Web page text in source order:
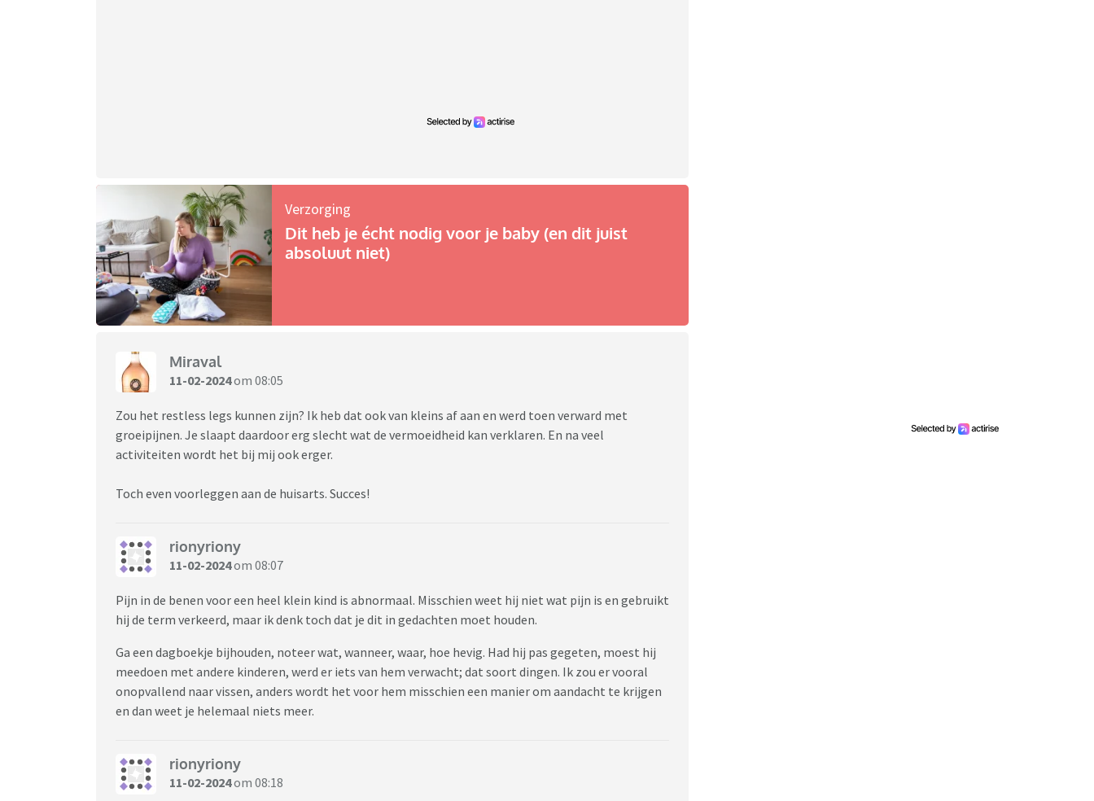
Verzorging
Dit heb je écht nodig voor je baby (en dit juist
absoluut niet)
Miraval
11-02-2024om 08:05
Zou het restless legs kunnen zijn? Ik heb dat ook van kleins af aan en werd toen verward met
groeipijnen. Je slaapt daardoor erg slecht wat de vermoeidheid kan verklaren. En na veel
activiteiten wordt het bij mij ook erger.
Toch even voorleggen aan de huisarts. Succes!
rionyriony
11-02-2024om 08:07
Pijn in de benen voor een heel klein kind is abnormaal. Misschien weet hij niet wat pijn is en gebruikt
hij de term verkeerd, maar ik denk toch dat je dit in gedachten moet houden.
Ga een dagboekje bijhouden, noteer wat, wanneer, waar, hoe hevig. Had hij pas gegeten, moest hij
meedoen met andere kinderen, werd er iets van hem verwacht; dat soort dingen. Ik zou er vooral
onopvallend naar vissen, anders wordt het voor hem misschien een manier om aandacht te krijgen
en dan weet je helemaal niets meer.
rionyriony
11-02-2024om 08:18